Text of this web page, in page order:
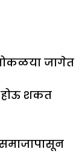
जागेत
होऊ शकत
समाजापासून